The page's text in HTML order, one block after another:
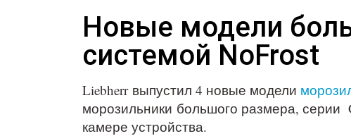
Новые модели
системой NoFrost
Liebherr выпустил 4 новые модели
морозильники большого размера, серии
камере устройства.